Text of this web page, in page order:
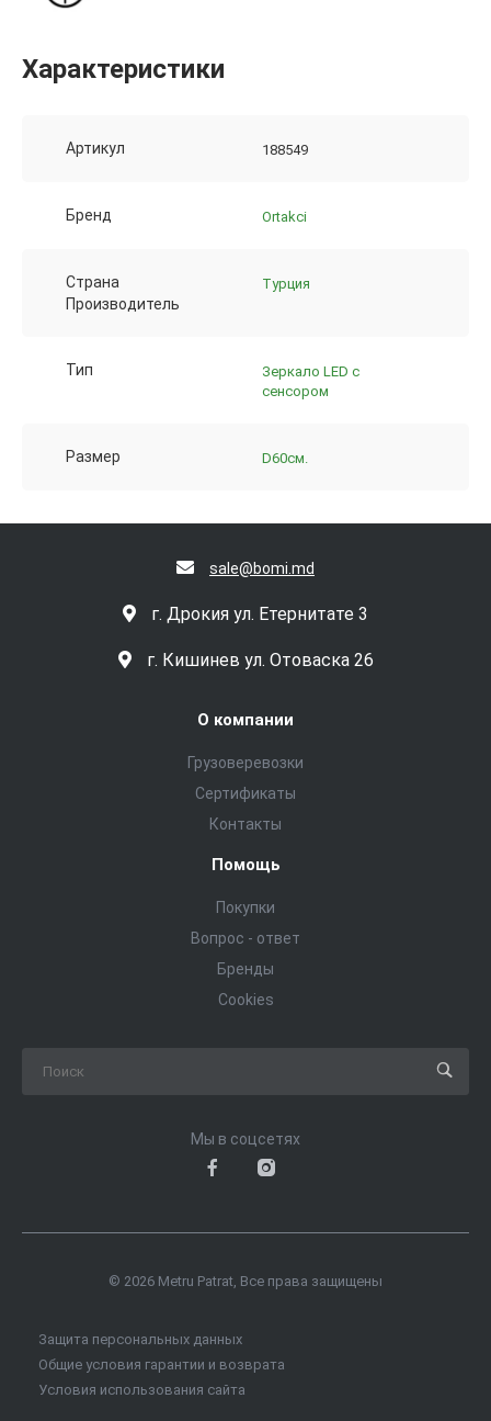
Характеристики
Артикул 188549
Бренд Ortakci
Страна
Производитель
Турция
Тип
Зеркало LED с
сенсором
Размер D60см.
sale@bomi.md
г. Дрокия ул. Етернитате 3
г. Кишинев ул. Отоваска 26
О компании
Грузоверевозки
Сертификаты
Контакты
Помощь
Покупки
Вопрос - ответ
Бренды
Cookies
Мы в соцсетях
© 2026 Metru Patrat, Все права защищены
Защита персональных данных
Общие условия гарантии и возврата
Условия использования сайта